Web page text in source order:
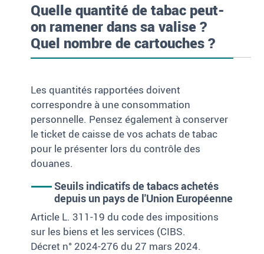
Quelle quantité de tabac peut-
on ramener dans sa valise ?
Quel nombre de cartouches ?
Les quantités rapportées doivent
correspondre à une consommation
personnelle. Pensez également à conserver
le ticket de caisse de vos achats de tabac
pour le présenter lors du contrôle des
douanes.
Seuils indicatifs de tabacs achetés
depuis un pays de l'Union Européenne
Article L. 311-19 du code des impositions
sur les biens et les services (CIBS.
Décret n° 2024-276 du 27 mars 2024.